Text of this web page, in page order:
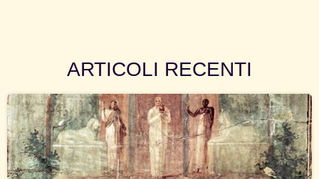
ARTICOLI RECENTI